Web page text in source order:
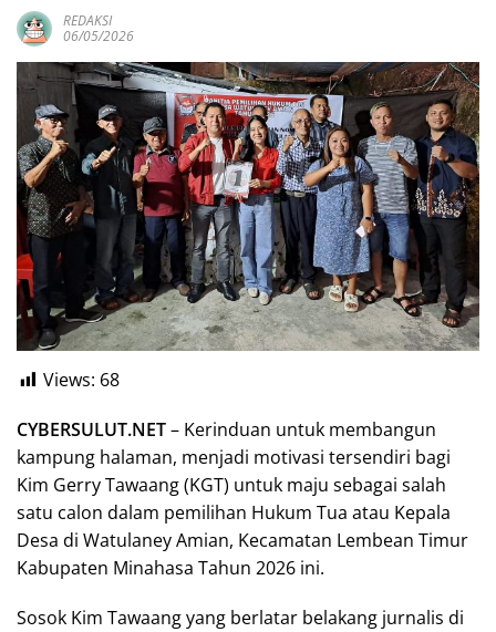
REDAKSI
06/05/2026
Views: 68
CYBERSULUT.NET– Kerinduan untuk membangun
kampung halaman, menjadi motivasi tersendiri bagi
Kim Gerry Tawaang (KGT) untuk maju sebagai salah
satu calon dalam pemilihan Hukum Tua atau Kepala
Desa di Watulaney Amian, Kecamatan Lembean Timur
Kabupaten Minahasa Tahun 2026 ini.
Sosok Kim Tawaang yang berlatar belakang jurnalis di